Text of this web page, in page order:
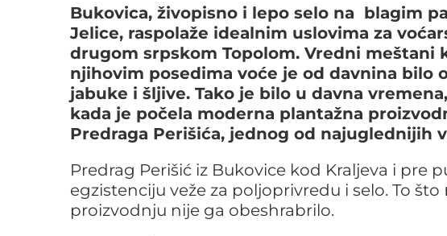
Bukovica, živopisno i lepo selo na blagim
Jelice, raspolaže idealnim uslovima za
drugom srpskom Topolom. Vredni
njihovim posedima voće je od davnina bilo
jabuke i šljive. Tako je bilo u davna
kada je počela moderna plantažna
Predraga Perišića, jednog od najuglednijih
Predrag Perišić iz Bukovice kod Kraljeva i pre
egzistenciju veže za poljoprivredu i selo. To što
proizvodnju nije ga obeshrabrilo.